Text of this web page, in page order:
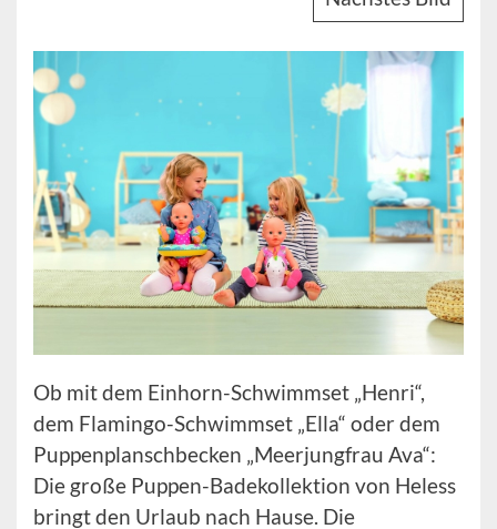
Ob mit dem Einhorn-Schwimmset „Henri“,
dem Flamingo-Schwimmset „Ella“ oder dem
Puppenplanschbecken „Meerjungfrau Ava“:
Die große Puppen-Badekollektion von Heless
bringt den Urlaub nach Hause. Die